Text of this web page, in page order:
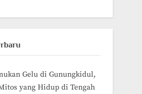
Gelu di Gunungkidul,
yang Hidup di Tengah